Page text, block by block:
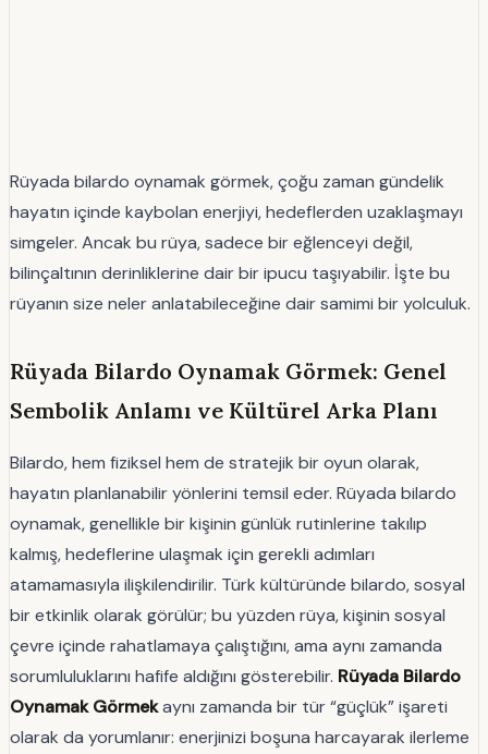
Rüyada bilardo oynamak görmek, çoğu zaman gündelik
hayatın içinde kaybolan enerjiyi, hedeflerden uzaklaşmayı
simgeler. Ancak bu rüya, sadece bir eğlenceyi değil,
bilinçaltının derinliklerine dair bir ipucu taşıyabilir. İşte bu
rüyanın size neler anlatabileceğine dair samimi bir yolculuk.
Rüyada Bilardo Oynamak Görmek: Genel
Sembolik Anlamı ve Kültürel Arka Planı
Bilardo, hem fiziksel hem de stratejik bir oyun olarak,
hayatın planlanabilir yönlerini temsil eder. Rüyada bilardo
oynamak, genellikle bir kişinin günlük rutinlerine takılıp
kalmış, hedeflerine ulaşmak için gerekli adımları
atamamasıyla ilişkilendirilir. Türk kültüründe bilardo, sosyal
bir etkinlik olarak görülür; bu yüzden rüya, kişinin sosyal
çevre içinde rahatlamaya çalıştığını, ama aynı zamanda
sorumluluklarını hafife aldığını gösterebilir. Rüyada Bilardo
Oynamak Görmekaynı zamanda bir tür “güçlük” işareti
olarak da yorumlanır: enerjinizi boşuna harcayarak ilerleme